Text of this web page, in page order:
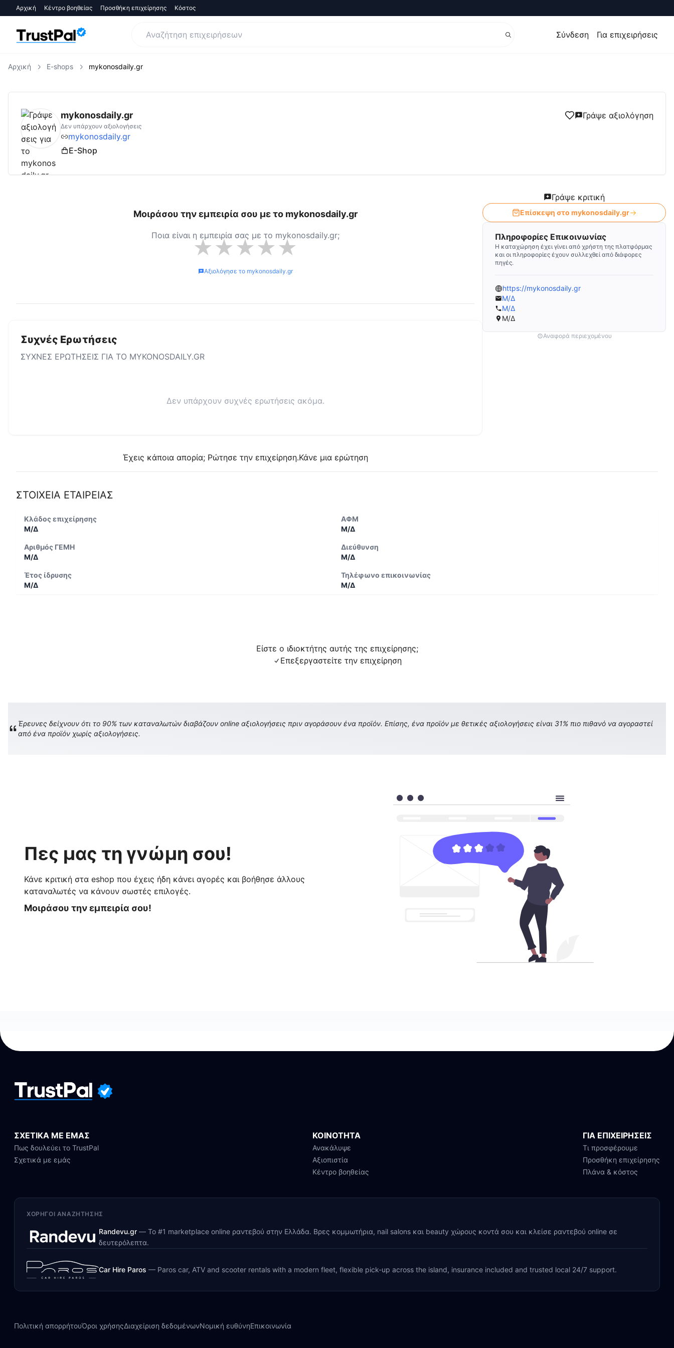
Αρχική Κέντρο βοηθείας Προσθήκη επιχείρησης Κόστος
Σύνδεση Για επιχειρήσεις
Αρχική E-shops mykonosdaily.gr
mykonosdaily.gr Αξιολογήσεις | Δες Αξιολογήσεις και Κριτικές για
mykonosdaily.gr Γράψε αξιολόγηση
Δεν υπάρχουν αξιολογήσεις
mykonosdaily.gr
E-Shop
Μοιράσου την εμπειρία σου με το mykonosdaily.gr
Ποια είναι η εμπειρία σας με το mykonosdaily.gr;
★★★★★
Αξιολόγησε το mykonosdaily.gr
Συχνές Ερωτήσεις
ΣΥΧΝΕΣ ΕΡΩΤΗΣΕΙΣ ΓΙΑ ΤΟ MYKONOSDAILY.GR
Δεν υπάρχουν συχνές ερωτήσεις ακόμα.
Έχεις κάποια απορία; Ρώτησε την επιχείρηση.Κάνε μια ερώτηση
Γράψε κριτική
Επίσκεψη στο mykonosdaily.gr
Πληροφορίες Επικοινωνίας
Η καταχώρηση έχει γίνει από χρήστη της πλατφόρμας
και οι πληροφορίες έχουν συλλεχθεί από διάφορες
πηγές.
https://mykonosdaily.gr
Μ/Δ
Μ/Δ
Μ/Δ
Αναφορά περιεχομένου
ΣΤΟΙΧΕΙΑ ΕΤΑΙΡΕΙΑΣ
Κλάδος επιχείρησης
Μ/Δ
ΑΦΜ
Μ/Δ
Αριθμός ΓΕΜΗ
Μ/Δ
Διεύθυνση
Μ/Δ
Έτος ίδρυσης
Μ/Δ
Τηλέφωνο επικοινωνίας
Μ/Δ
Είστε ο ιδιοκτήτης αυτής της επιχείρησης;
Επεξεργαστείτε την επιχείρηση
Έρευνες δείχνουν ότι το 90% των καταναλωτών διαβάζουν online αξιολογήσεις πριν αγοράσουν ένα προϊόν. Επίσης, ένα προϊόν με θετικές αξιολογήσεις είναι 31% πιο πιθανό να αγοραστεί
από ένα προϊόν χωρίς αξιολογήσεις.
Πες μας τη γνώμη σου!
Κάνε κριτική στα eshop που έχεις ήδη κάνει αγορές και βοήθησε άλλους
καταναλωτές να κάνουν σωστές επιλογές.
Μοιράσου την εμπειρία σου!
ΣΧΕΤΙΚΑ ΜΕ ΕΜΑΣ
Πως δουλεύει το TrustPal
Σχετικά με εμάς
ΚΟΙΝΟΤΗΤΑ
Ανακάλυψε
Αξιοπιστία
Κέντρο βοηθείας
ΓΙΑ ΕΠΙΧΕΙΡΗΣΕΙΣ
Τι προσφέρουμε
Προσθήκη επιχείρησης
Πλάνα & κόστος
ΧΟΡΗΓΟΊ ΑΝΑΖΉΤΗΣΗΣ
Randevu.gr — Το #1 marketplace online ραντεβού στην Ελλάδα. Βρες κομμωτήρια, nail salons και beauty χώρους κοντά σου και κλείσε ραντεβού online σε
δευτερόλεπτα.
Car Hire Paros — Paros car, ATV and scooter rentals with a modern fleet, flexible pick-up across the island, insurance included and trusted local 24/7 support.
Πολιτική απορρήτουΌροι χρήσηςΔιαχείριση δεδομένωνΝομική ευθύνηΕπικοινωνία